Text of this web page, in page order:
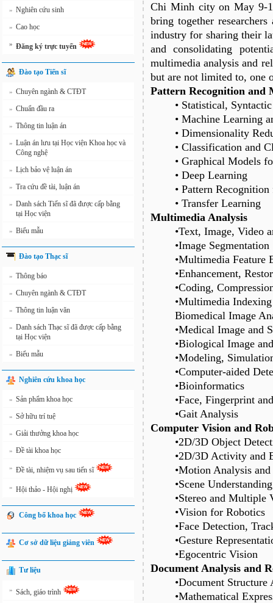
» Nghiên cứu sinh
» Cao học
» Đăng ký trực tuyến
Đào tạo Tiến sĩ
» Chuyên ngành & CTĐT
» Chuẩn đầu ra
» Thông tin luận án
» Luận án lưu tại Học viện Khoa học và
Công nghệ
» Lịch bảo vệ luận án
» Tra cứu đề tài, luận án
» Danh sách Tiến sĩ đã được cấp bằng
tại Học viện
» Biểu mẫu
Đào tạo Thạc sĩ
» Thông báo
» Chuyên ngành & CTĐT
» Thông tin luận văn
» Danh sách Thạc sĩ đã được cấp bằng
tại Học viện
» Biểu mẫu
Nghiên cứu khoa học
» Sản phẩm khoa học
» Sở hữu trí tuệ
» Giải thưởng khoa học
» Đề tài khoa học
» Đề tài, nhiệm vụ sau tiến sĩ
» Hội thảo - Hội nghị
Công bố khoa học
Cơ sở dữ liệu giảng viên
Tư liệu
» Sách, giáo trình
Chi Minh city on May 9-
bring together
industry for sharing their
and consolidating
multimedia analysis and
but are not limited to, one
Pattern Recognition and
• Statistical,
• Machine Learning
• Dimensionality
• Classification and
• Graphical Models
• Deep Learning
• Pattern
• Transfer Learning
Multimedia Analysis
•Text, Image, Video
•Image Segmentation
•Multimedia Feature
•Enhancement,
•Coding,
•Multimedia
Biomedical Image
•Medical Image and
•Biological Image
•Modeling,
•Computer-aided
•Bioinformatics
•Face, Fingerprint
•Gait Analysis
Computer Vision and
•2D/3D Object
•2D/3D Activity and
•Motion Analysis
•Scene Understanding
•Stereo and Multiple
•Vision for Robotics
•Face Detection,
•Gesture
•Egocentric Vision
Document Analysis and
•Document Structure
•Mathematical